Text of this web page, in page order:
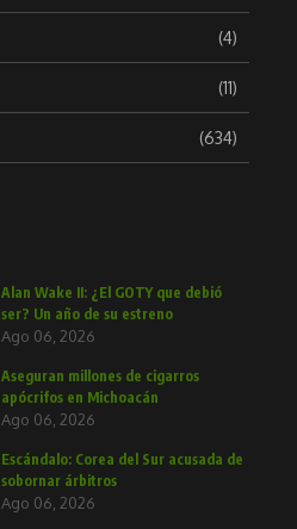
(4)
(11)
(634)
Alan Wake II: ¿El GOTY que debió
ser? Un año de su estreno
Ago 06, 2026
Aseguran millones de cigarros
apócrifos en Michoacán
Ago 06, 2026
Escándalo: Corea del Sur acusada de
sobornar árbitros
Ago 06, 2026